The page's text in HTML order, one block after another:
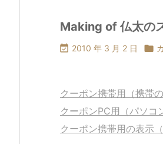
Making of 仏太の
 2010 年 3 月 2 日 
クーポン携帯用（携帯
クーポンPC用（パソコ
クーポン携帯用の表示